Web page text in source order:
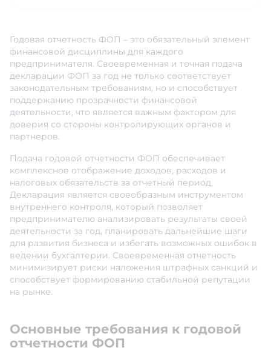
Годовая отчетность ФОП – это обязательный элемент
финансовой дисциплины для каждого
предпринимателя. Своевременная и точная подача
декларации ФОП за год не только соответствует
законодательным требованиям, но и способствует
поддержанию прозрачности финансовой
деятельности, что является важным фактором для
доверия со стороны контролирующих органов и
партнеров.
Подача годовой отчетности ФОП обеспечивает
комплексное отображение доходов, расходов и
налоговых обязательств за отчетный период.
Декларация является своеобразным инструментом
внутреннего контроля, который позволяет
предпринимателю анализировать результаты своей
деятельности за год, планировать дальнейшие шаги
для развития бизнеса и избегать возможных ошибок в
ведении бухгалтерии. Своевременная отчетность
минимизирует риски наложения штрафных санкций и
способствует формированию стабильной репутации
на рынке.
Основные требования к годовой
отчетности ФОП